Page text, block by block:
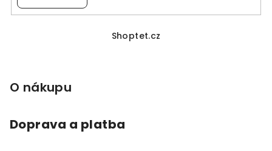
Shoptet.cz
O nákupu
Doprava a platba